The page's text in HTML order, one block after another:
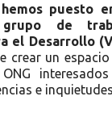
hemos puesto
de
el Desarrollo
crear un
e